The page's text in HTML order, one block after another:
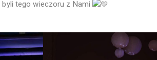
tego wieczoru z Nami